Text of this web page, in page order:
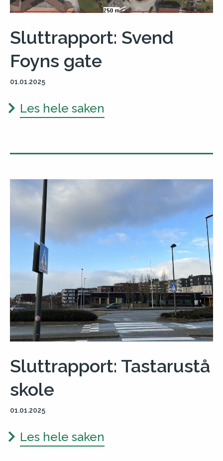
Sluttrapport: Svend
Foyns gate
01.01.2025
Les hele saken
Sluttrapport: Tastarustå
skole
01.01.2025
Les hele saken